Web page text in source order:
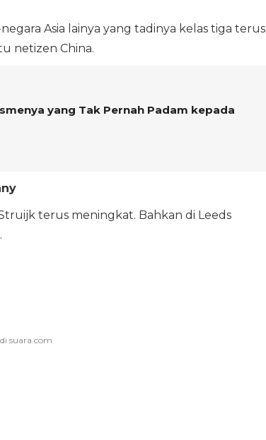
Asia lainya yang tadinya kelas tiga terus
netizen China.
yang Tak Pernah Padam kepada
terus meningkat. Bahkan di Leeds